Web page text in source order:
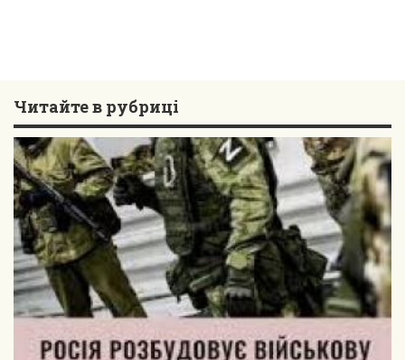
Читайте в рубриці